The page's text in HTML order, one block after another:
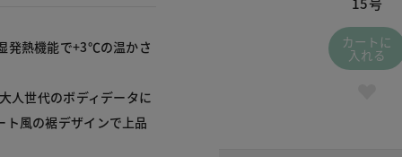
発熱機能で+3℃の温かさ
人世代のボディデータに
ト風の裾デザインで上品
カートに
入れる